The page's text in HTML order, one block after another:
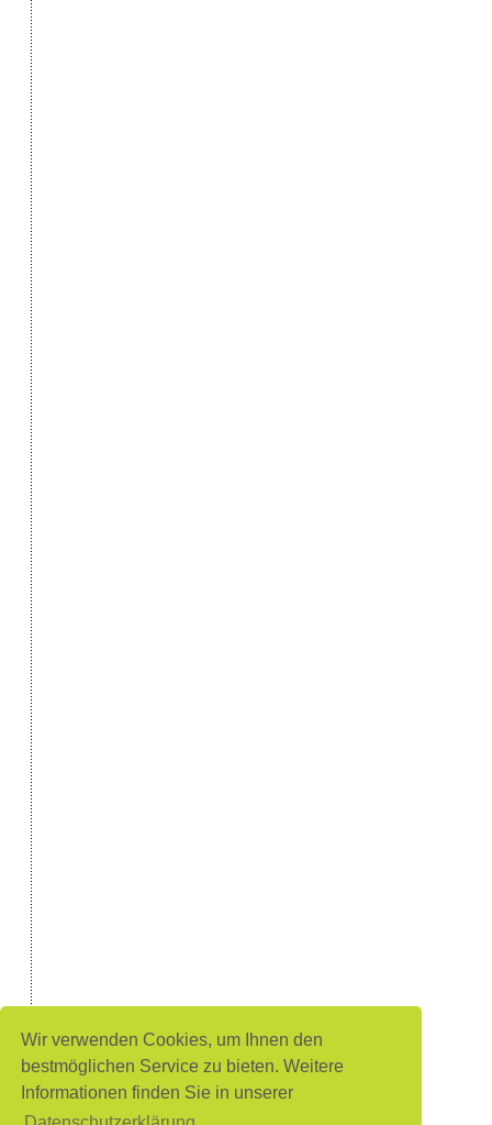
Wir verwenden Cookies, um Ihnen den
bestmöglichen Service zu bieten. Weitere
Informationen finden Sie in unserer